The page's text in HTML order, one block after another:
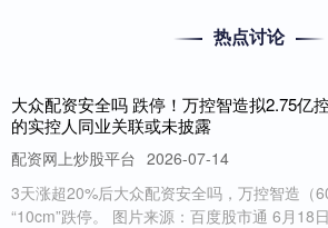
热点讨论
大众配资安全吗 跌停！万控智造拟2.75亿
的实控人同业关联或未披露
配资网上炒股平台 2026-07-14
3天涨超20%后大众配资安全吗，万控智造（
“10cm”跌停。 图片来源：百度股市通 6月18日